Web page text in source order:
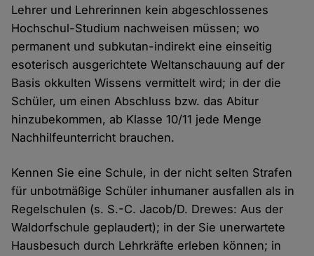
Lehrer und Lehrerinnen kein abgeschlossenes
Hochschul-Studium nachweisen müssen; wo
permanent und subkutan-indirekt eine einseitig
esoterisch ausgerichtete Weltanschauung auf der
Basis okkulten Wissens vermittelt wird; in der die
Schüler, um einen Abschluss bzw. das Abitur
hinzubekommen, ab Klasse 10/11 jede Menge
Nachhilfeunterricht brauchen.
Kennen Sie eine Schule, in der nicht selten Strafen
für unbotmäßige Schüler inhumaner ausfallen als in
Regelschulen (s. S.-C. Jacob/D. Drewes: Aus der
Waldorfschule geplaudert); in der Sie unerwartete
Hausbesuch durch Lehrkräfte erleben können; in